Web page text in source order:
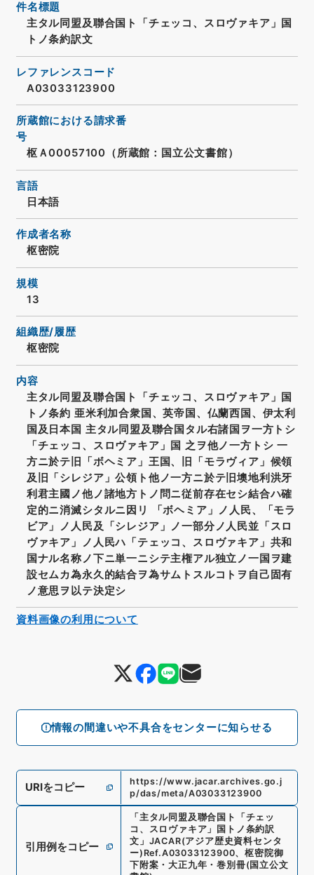
情報の間違いや不具合をセンターに知らせる
件名標題
主タル同盟及聯合国ト「チェッコ、スロヴァキア」国
トノ条約訳文
レファレンスコード
A03033123900
所蔵館における請求番
号
枢Ａ00057100（所蔵館：国立公文書館）
言語
日本語
作成者名称
枢密院
規模
13
組織歴/履歴
枢密院
内容
主タル同盟及聯合国ト「チェッコ、スロヴァキア」国
トノ条約 亜米利加合衆国、英帝国、仏蘭西国、伊太利
国及日本国 主タル同盟及聯合国タル右諸国ヲ一方トシ
「チェッコ、スロヴァキア」国 之ヲ他ノ一方トシ 一
方ニ於テ旧「ボヘミア」王国、旧「モラヴィア」候領
及旧「シレジア」公領ト他ノ一方ニ於テ旧墺地利洪牙
利君主國ノ他ノ諸地方トノ問ニ従前存在セシ結合ハ確
定的ニ消滅シタルニ因リ 「ボヘミア」ノ人民、「モラ
ビア」ノ人民及「シレジア」ノ一部分ノ人民並「スロ
ヴァキア」ノ人民ハ「テェッコ、スロヴァキア」共和
国ナル名称ノ下ニ単一ニシテ主権アル独立ノ一国ヲ建
設セムカ為永久的結合ヲ為サムトスルコトヲ自己固有
ノ意思ヲ以テ決定シ
URIをコピー
https://www.jacar.archives.go.j
p/das/meta/A03033123900
引用例をコピー
「主タル同盟及聯合国ト「チェッ
コ、スロヴァキア」国トノ条約訳
文 」 JACAR(アジア歴史資料センタ
ー) Ref.A03033123900、枢密院御
下附案・大正九年・巻別冊(国立公文
資料画像の利用について